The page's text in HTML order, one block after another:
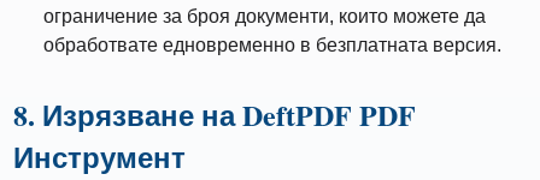
ограничение за броя документи, които можете да
обработвате едновременно в безплатната версия.
8. Изрязване на DeftPDF PDF
Инструмент